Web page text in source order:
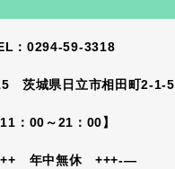
：0294-59-3318
茨城県日立市相田町2-1-5
11：00～21：00】
年中無休 +++-—